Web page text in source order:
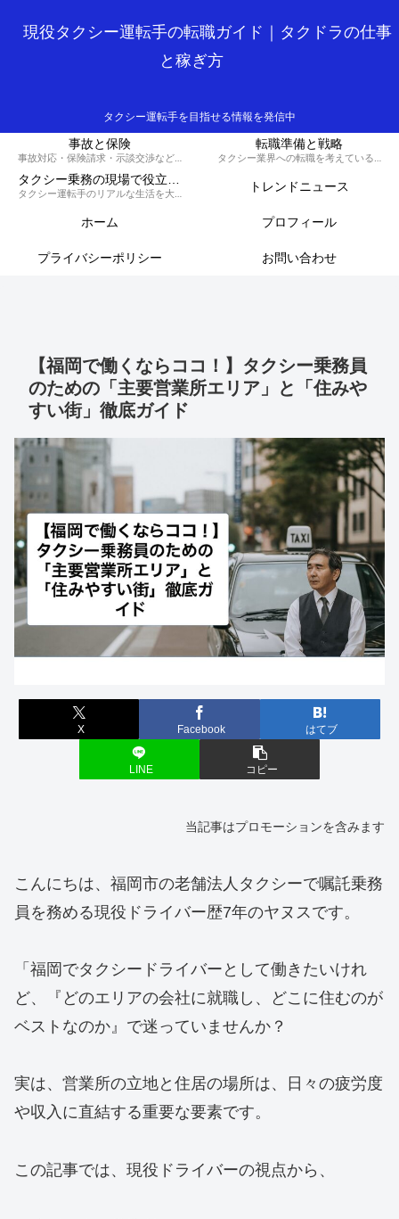
現役タクシー運転手の転職ガイド｜タクドラの仕事
と稼ぎ方
タクシー運転手を目指せる情報を発信中
事故と保険
事故対応・保険請求・示談交渉など、損しないための知識と対策を解説するカテゴリです。
転職準備と戦略
タクシー業界への転職を考えている方へ、履歴書の書き方や面接対策、必要な資格など、スムーズに転職を成功させるための戦略を解説します。
タクシー乗務の現場で役立つ実務集
タクシー運転手のリアルな生活を大公開！70歳現役ドライバーの晩御飯から転職のコツ、稼ぐノウハウ、トラブル回避術、外国人対応まで、タクシードライバーのライフスタイルをまるっとお届けします。 トレンドニュース
ホーム プロフィール
プライバシーポリシー お問い合わせ
【福岡で働くならココ！】タクシー乗務員
のための「主要営業所エリア」と「住みや
すい街」徹底ガイド
X Facebook はてブ
LINE コピー
当記事はプロモーションを含みます
こんにちは、福岡市の老舗法人タクシーで嘱託乗務
員を務める現役ドライバー歴7年のヤヌスです。
「福岡でタクシードライバーとして働きたいけれ
ど、『どのエリアの会社に就職し、どこに住むのが
ベストなのか』で迷っていませんか？
実は、営業所の立地と住居の場所は、日々の疲労度
や収入に直結する重要な要素です。
この記事では、現役ドライバーの視点から、